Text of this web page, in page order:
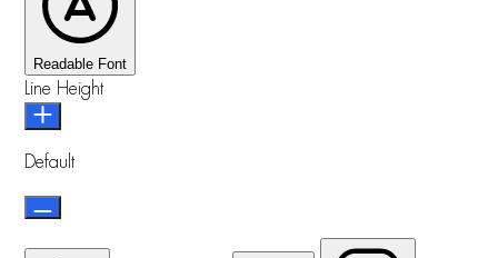
Readable Font
Line Height
Default